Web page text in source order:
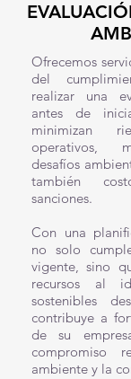
Ofrecemos
del
realizar una
antes de
minimizan
operativos,
desafíos
también
sanciones.
Con una
no solo
vigente, sino
recursos al
sostenibles
contribuye a
de su
compromiso
ambiente y la